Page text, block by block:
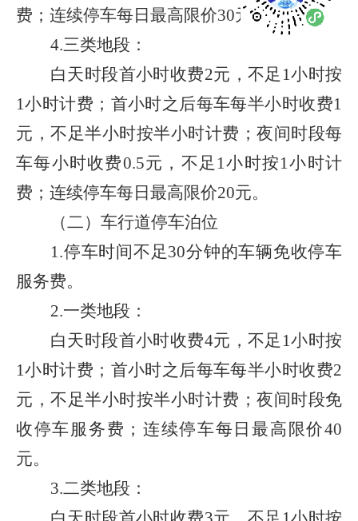
费；连续停车每日最高限价30元。
4.三类地段：
白天时段首小时收费2元，不足 1小时按
1小时计费；首小时之后每车每半小时收费1
元，不足半小时按半小时计费；夜间时段每
车每小时收费0.5元，不足 1小时按1小时计
费；连续停车每日最高限价20元。
（二）车行道停车泊位
1.停车时间不足30分钟的车辆免收停车
服务费。
2.一类地段：
白天时段首小时收费4元，不足 1小时按
1小时计费；首小时之后每车每半小时收费2
元，不足半小时按半小时计费；夜间时段免
收停车服务费；连续停车每日最高限价40
元。
3.二类地段：